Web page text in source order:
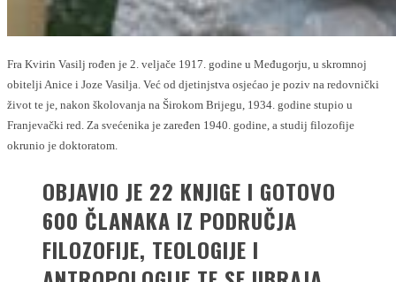
Fra Kvirin Vasilj rođen je 2. veljače 1917. godine u Međugorju, u skromnoj
obitelji Anice i Joze Vasilja. Već od djetinjstva osjećao je poziv na redovnički
život te je, nakon školovanja na Širokom Brijegu, 1934. godine stupio u
Franjevački red. Za svećenika je zaređen 1940. godine, a studij filozofije
okrunio je doktoratom.
OBJAVIO JE 22 KNJIGE I GOTOVO
600 ČLANAKA IZ PODRUČJA
FILOZOFIJE, TEOLOGIJE I